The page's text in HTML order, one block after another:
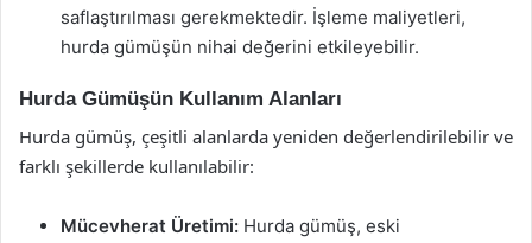
saflaştırılması gerekmektedir. İşleme maliyetleri,
hurda gümüşün nihai değerini etkileyebilir.
Hurda Gümüşün Kullanım Alanları
Hurda gümüş, çeşitli alanlarda yeniden değerlendirilebilir ve
farklı şekillerde kullanılabilir:
Mücevherat Üretimi: Hurda gümüş, eski